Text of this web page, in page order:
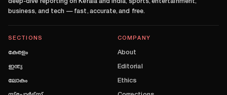
deep-dive reporting on Kerala and India, sports, entertainment,
business, and tech — fast, accurate, and free.
SECTIONS
കേരളം
ഇന്ത്യ
ലോകം
COMPANY
About
Editorial
Ethics